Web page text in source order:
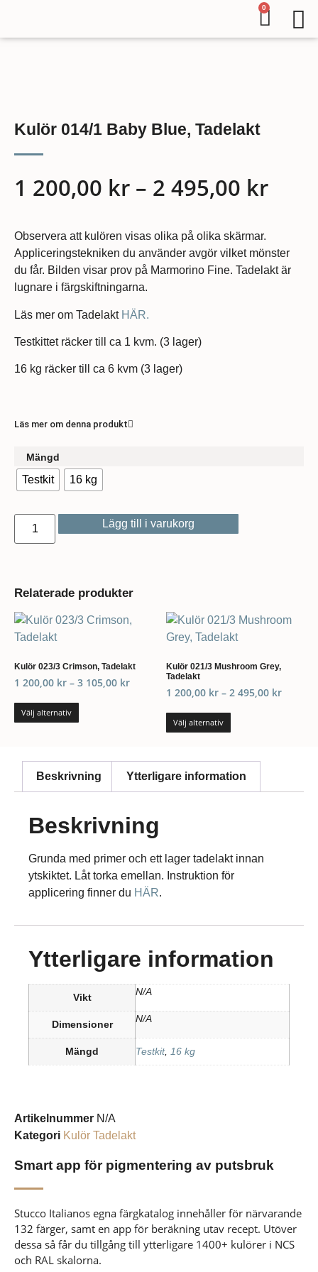
0
Kulör 014/1 Baby Blue, Tadelakt
1 200,00 kr – 2 495,00 kr
Observera att kulören visas olika på olika skärmar.
Appliceringstekniken du använder avgör vilket mönster
du får. Bilden visar prov på Marmorino Fine. Tadelakt är
lugnare i färgskiftningarna.
Läs mer om TadelaktHÄR.
Testkittet räcker till ca 1 kvm. (3 lager)
16 kg räcker till ca 6 kvm (3 lager)
Läs mer om denna produkt
Mängd
Testkit 16 kg
Lägg till i varukorg
Relaterade produkter
Kulör 023/3 Crimson, Tadelakt
1 200,00 kr – 3 105,00 kr
Välj alternativ
Kulör 021/3 Mushroom Grey,
Tadelakt
1 200,00 kr – 2 495,00 kr
Välj alternativ
Beskrivning Ytterligare information
Beskrivning
Grunda med primer och ett lager tadelakt innan
ytskiktet. Låt torka emellan. Instruktion för
applicering finner du HÄR.
Ytterligare information
Vikt N/A
Dimensioner N/A
Mängd Testkit, 16 kg
Artikelnummer N/A
Kategori Kulör Tadelakt
Smart app för pigmentering av putsbruk
Stucco Italianos egna färgkatalog innehåller för närvarande
132 färger, samt en app för beräkning utav recept. Utöver
dessa så får du tillgång till ytterligare 1400+ kulörer i NCS
och RAL skalorna.